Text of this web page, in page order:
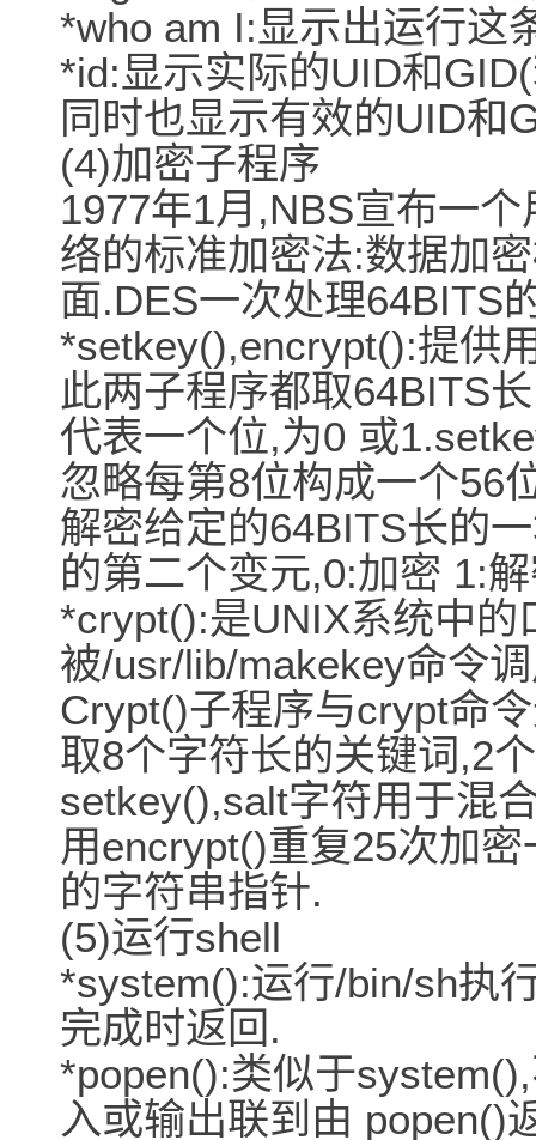
*who am I:显示出运行这
*id:显示实际的UID和
同时也显示有效的UID和
(4)加密子程序
1977年1月,NBS宣布一
络的标准加密法:数据加
面.DES一次处理64BITS
*setkey(),encrypt():提供
此两子程序都取64BITS
代表一个位,为0 或
忽略每第8位构成一个56
解密给定的64BITS长的
的第二个变元,0:加密 1:
*crypt():是UNIX系统中的
被/usr/lib/makekey命令
Crypt()子程序与crypt命
取8个字符长的关键词,2
setkey(),salt字符用于混
用encrypt()重复25次加
的字符串指针.
(5)运行shell
*system():运行/bin/sh执
完成时返回.
*popen():类似于
入或输出联到由 popen()